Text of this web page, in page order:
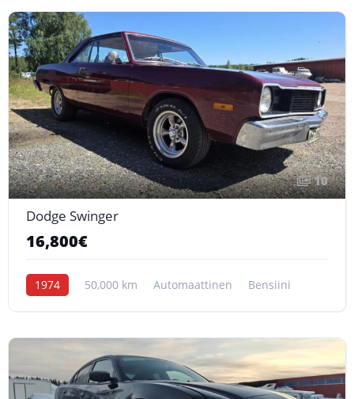
10
Dodge Swinger
16,800€
1974 50,000 km Automaattinen Bensiini